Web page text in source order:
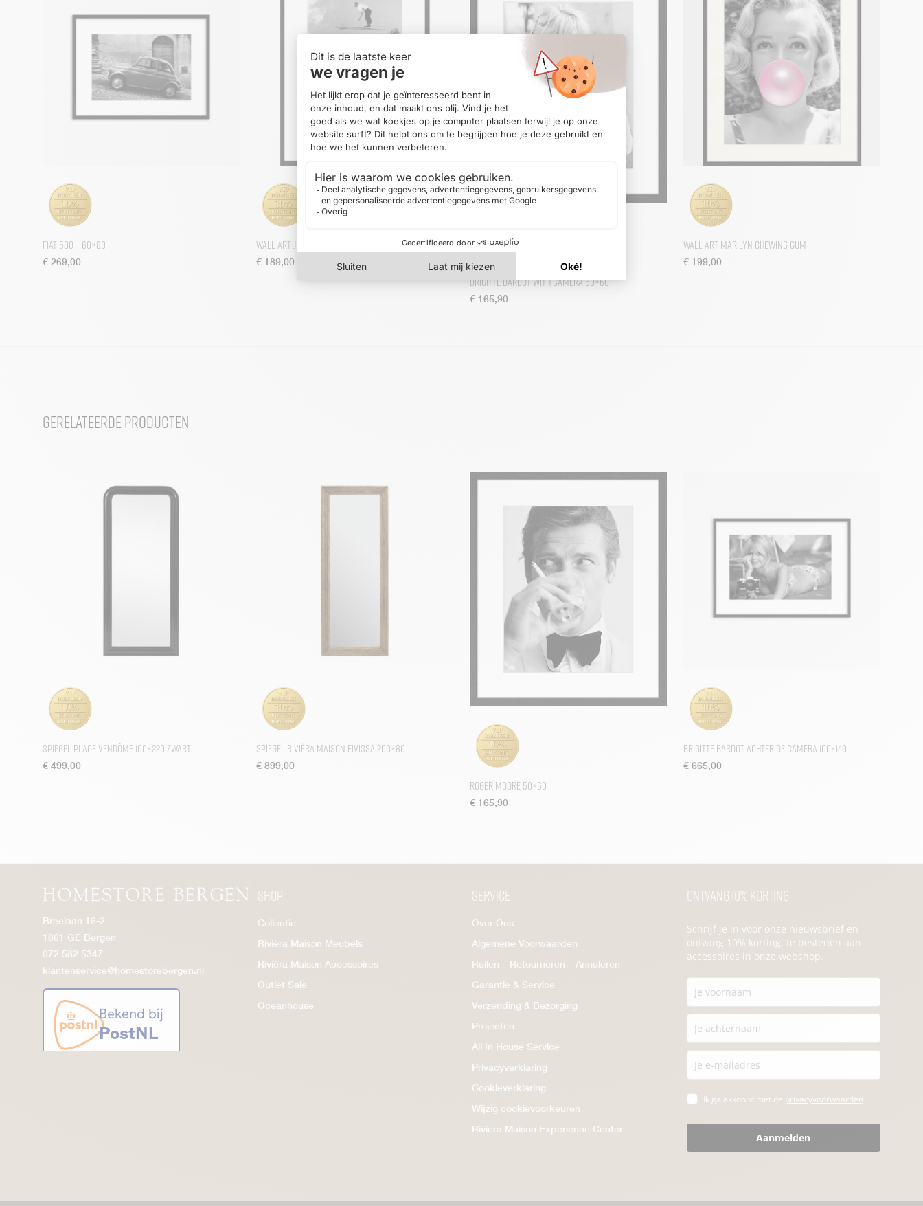
Fiat 500 – 60×80
€ 269,00
Wall Art Jump
€ 189,00
Brigitte Bardot with Camera 50×60
€ 165,90
Wall Art Marilyn Chewing Gum
€ 199,00
Gerelateerde producten
Spiegel Place Vendôme 100×220 Zwart
€ 499,00
Spiegel Rivièra Maison Eivissa 200×80
€ 899,00
Roger Moore 50×60
€ 165,90
Brigitte Bardot achter de Camera 100×140
€ 665,00
Breelaan 16-2
1861 GE Bergen
072 582 5347
klantenservice@homestorebergen.nl
Shop
Collectie
Rivièra Maison Meubels
Rivièra Maison Accessoires
Outlet Sale
Oceanhouse
Service
Over Ons
Algemene Voorwaarden
Ruilen – Retourneren – Annuleren
Garantie & Service
Verzending & Bezorging
Projecten
All In House Service
Privacyverklaring
Cookieverklaring
Wijzig cookievoorkeuren
Rivièra Maison Experience Center
Ontvang 10% korting
Schrijf je in voor onze nieuwsbrief en
ontvang 10% korting, te besteden aan
accessoires in onze webshop.
Ik ga akkoord met de privacyvoorwaarden.
Aanmelden